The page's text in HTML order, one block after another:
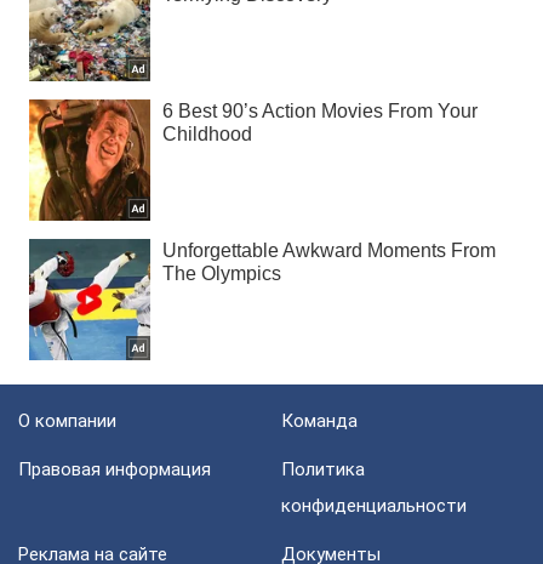
О компании Команда
Правовая информация
Политика
конфиденциальности
Реклама на сайте Документы